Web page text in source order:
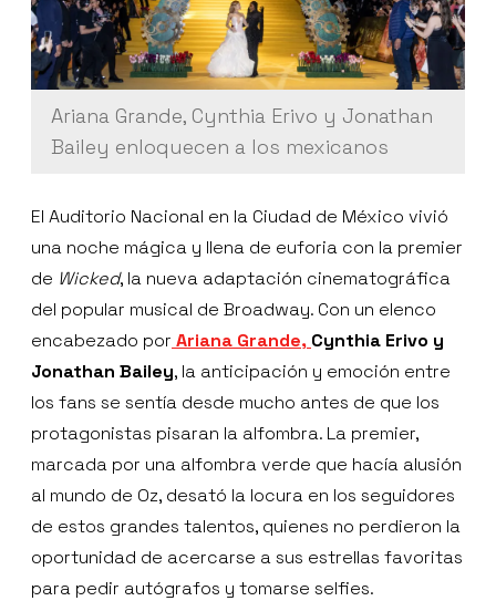
Ariana Grande, Cynthia Erivo y Jonathan
Bailey enloquecen a los mexicanos
El Auditorio Nacional en la Ciudad de México vivió
una noche mágica y llena de euforia con la premier
de Wicked, la nueva adaptación cinematográfica
del popular musical de Broadway. Con un elenco
encabezado por Ariana Grande, Cynthia Erivo y
Jonathan Bailey, la anticipación y emoción entre
los fans se sentía desde mucho antes de que los
protagonistas pisaran la alfombra. La premier,
marcada por una alfombra verde que hacía alusión
al mundo de Oz, desató la locura en los seguidores
de estos grandes talentos, quienes no perdieron la
oportunidad de acercarse a sus estrellas favoritas
para pedir autógrafos y tomarse selfies.